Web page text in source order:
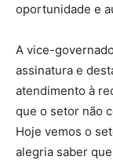
oportunidade e
A vice-
assinatura e
atendimento à
que o setor não
Hoje vemos o
alegria saber